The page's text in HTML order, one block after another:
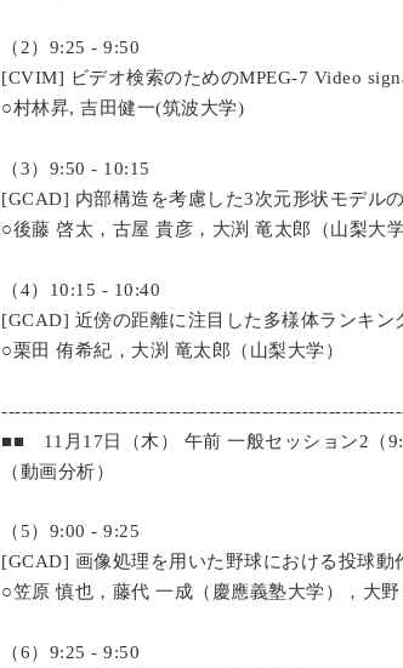
（ 2）
9:25 - 9:50
[CVIM] ビデオ検索のためのMPEG-7 Video
○村林昇, 吉田健一(筑波大学)
（3）
9:50 - 10:15
[GCAD] 内部構造を考慮した3次元形状モデル
○後藤 啓太，古屋 貴彦，大渕 竜太郎（山梨大学
（4）
10:15 - 10:40
[GCAD] 近傍の距離に注目した多様体ランキン
○栗田 侑希紀，大渕 竜太郎（山梨大学）
■■ 11 月 17日（木） 午前 一般セッション2 （
（動画分析）
（ 5）
9:00 - 9:25
[GCAD] 画像処理を用いた野球における投球動
○笠原 慎也，藤代 一成（慶應義塾大学），大野
（6）
9:25 - 9:50